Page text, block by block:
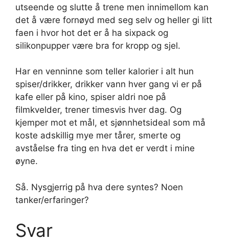
utseende og slutte å trene men innimellom kan
det å være fornøyd med seg selv og heller gi litt
faen i hvor hot det er å ha sixpack og
silikonpupper være bra for kropp og sjel.
Har en venninne som teller kalorier i alt hun
spiser/drikker, drikker vann hver gang vi er på
kafe eller på kino, spiser aldri noe på
filmkvelder, trener timesvis hver dag. Og
kjemper mot et mål, et sjønnhetsideal som må
koste adskillig mye mer tårer, smerte og
avståelse fra ting en hva det er verdt i mine
øyne.
Så. Nysgjerrig på hva dere syntes? Noen
tanker/erfaringer?
Svar